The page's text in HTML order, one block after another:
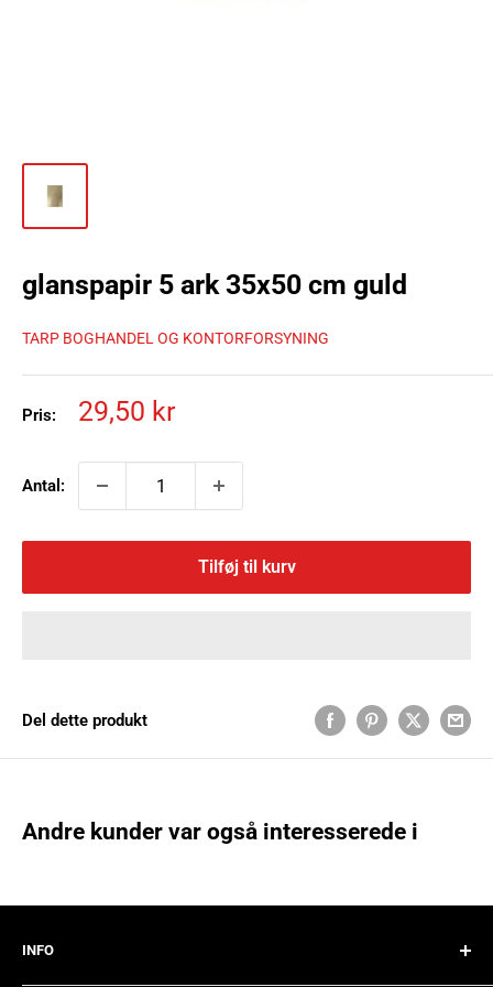
glanspapir 5 ark 35x50 cm guld
TARP BOGHANDEL OG KONTORFORSYNING
Pris: Tilbudspris
29,50 kr
Antal:
Tilføj til kurv
Del dette produkt
Andre kunder var også interesserede i
INFO